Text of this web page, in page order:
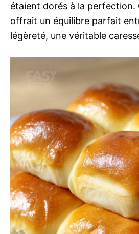
étaient dorés à la perfection.
offrait un équilibre parfait
légèreté, une véritable